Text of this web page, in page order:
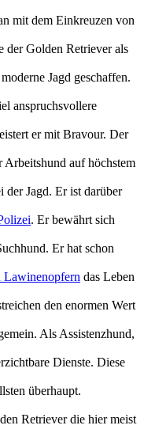
mit dem Einkreuzen von
der Golden Retriever als
Jagd geschaffen.
anspruchsvollere
er mit Bravour. Der
Arbeitshund auf höchstem
Jagd. Er ist darüber
. Er bewährt sich
Er hat schon
Lawinenopfern das Leben
den enormen Wert
Als Assistenzhund,
Dienste. Diese
überhaupt.
Retriever die hier meist